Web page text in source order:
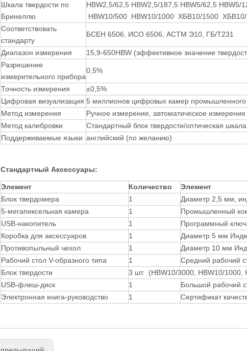
Шкала твердости по
Бринеллю
HBW2,5/62,5 HBW2,5/187,5 HBW5/62,5
HBW10/500 HBW10/1000 ХБВ10/1500
Соответствовать
стандарту
БСЕН 6506, ИСО 6506, АСТМ Э10, ГБ/Т231
Диапазон измерения
15,9-650HBW (эффективное значение
Разрешение
измерительного прибора
0,5%
Точность измерения
±0,5%
Цифровая визуализация 5 миллионов цифровых камер промышленного
Метод измерения
Ручное измерение, автоматическое
Метод калибровки
Стандартный блок твердости/оптическая
Поддерживаемые языки английский (по желанию)
Стандартный Аксессуары:
Элемент Количество Элемент
Блок твердомера
1 Диаметр 2,5 мм,
5-мегапиксельная камера
1 Промышленный
USB-накопитель
1 Программный ключ
Коробка для аксессуаров
1 Диаметр 5 мм
Противопыльный чехол
1 Диаметр 10 мм
Рабочий стол V-образного типа
1 Средний рабочий
Блок твердости
3 шт. (HBW10/3000, HBW10/1000,
USB-флеш-диск
1 Большой рабочий
Электронная книга-руководство
1 Сертификат